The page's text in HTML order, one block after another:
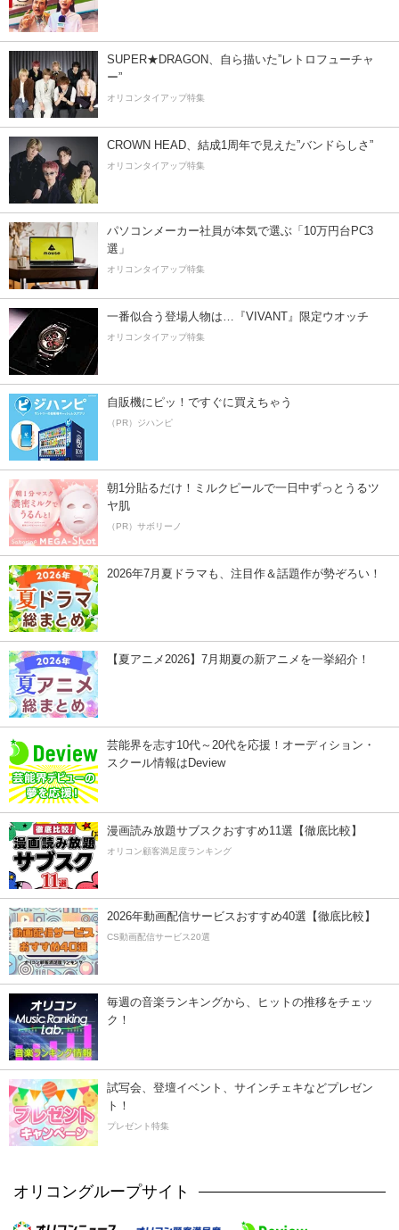
SUPER★DRAGON、自ら描いた”レトロフューチャ
ー”
オリコンタイアップ特集
CROWN HEAD、結成1周年で見えた”バンドらしさ”
オリコンタイアップ特集
パソコンメーカー社員が本気で選ぶ「10万円台PC3
選」
オリコンタイアップ特集
一番似合う登場人物は…『VIVANT』限定ウオッチ
オリコンタイアップ特集
自販機にピッ！ですぐに買えちゃう
（PR）ジハンピ
朝1分貼るだけ！ミルクピールで一日中ずっとうるツ
ヤ肌
（PR）サボリーノ
2026年7月夏ドラマも、注目作＆話題作が勢ぞろい！
【夏アニメ2026】7月期夏の新アニメを一挙紹介！
芸能界を志す10代～20代を応援！オーディション・
スクール情報はDeview
漫画読み放題サブスクおすすめ11選【徹底比較】
オリコン顧客満足度ランキング
2026年動画配信サービスおすすめ40選【徹底比較】
CS動画配信サービス20選
毎週の音楽ランキングから、ヒットの推移をチェッ
ク！
試写会、登壇イベント、サインチェキなどプレゼン
ト！
プレゼント特集
オリコングループサイト